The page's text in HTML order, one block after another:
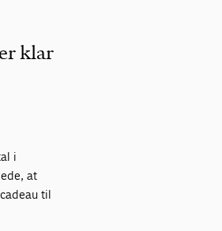
klar
i
at
til